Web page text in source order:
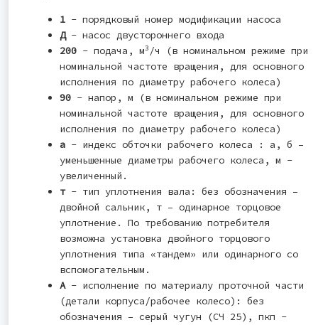
1 - порядковый номер модификации насоса
Д- насос двустороннего входа
200 - подача, м3 /ч (в номинальном режиме при
номинальной частоте вращения, для основного
исполнения по диаметру рабочего колеса)
90 - напор, м (в номинальном режиме при
номинальной частоте вращения, для основного
исполнения по диаметру рабочего колеса)
а - индекс обточки рабочего колеса : а, б –
уменьшенные диаметры рабочего колеса, м -
увеличенный.
т- тип уплотнения вала: без обозначения –
двойной сальник, т – одинарное торцовое
уплотнение. По требованию потребителя
возможна установка двойного торцового
уплотнения типа «тандем» или одинарного со
вспомогательным.
А- исполнение по материалу проточной части
(детали корпуса/рабочее колесо): без
обозначения – серый чугун (СЧ 25), пкп -